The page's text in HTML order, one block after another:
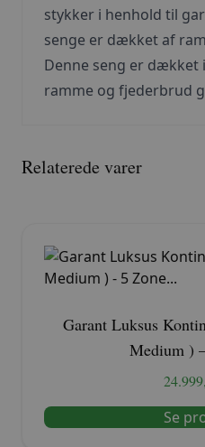
stykker i henhold til
senge er dækket af
Denne seng er dækket
ramme og fjederbrud
Relaterede varer
Garant Luksus
Medium )
Se